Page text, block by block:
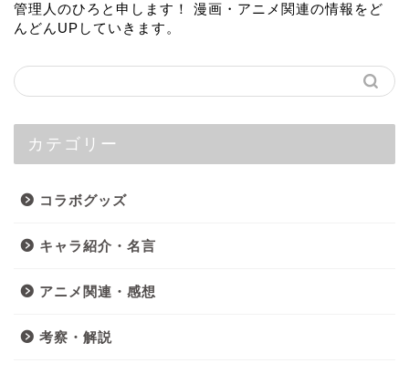
管理人のひろと申します！ 漫画・アニメ関連の情報をど
んどんUPしていきます。
カテゴリー
コラボグッズ
キャラ紹介・名言
アニメ関連・感想
考察・解説